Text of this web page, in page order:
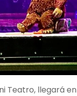
Teatro, llegará